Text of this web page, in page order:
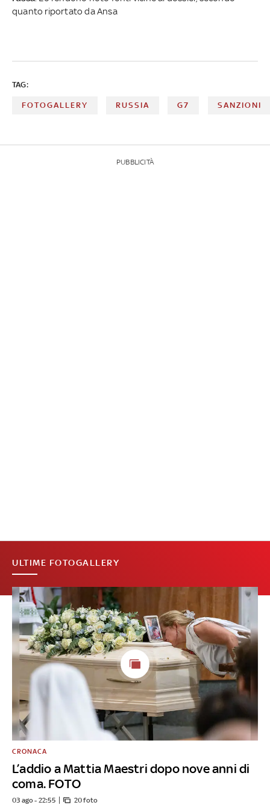
quanto riportato da Ansa
TAG:
FOTOGALLERY RUSSIA G7 SANZIONI
PUBBLICITÀ
ULTIME FOTOGALLERY
L’addio a Mattia Maestri dopo nove anni di
coma. FOTO
CRONACA
03 ago - 22:55 20 foto